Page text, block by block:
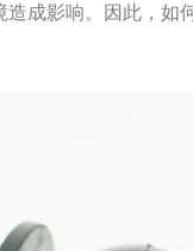
成影响。因此，如